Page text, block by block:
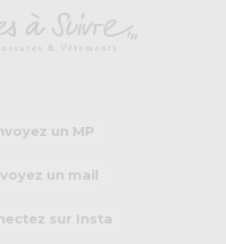
un MP
un mail
sur Insta